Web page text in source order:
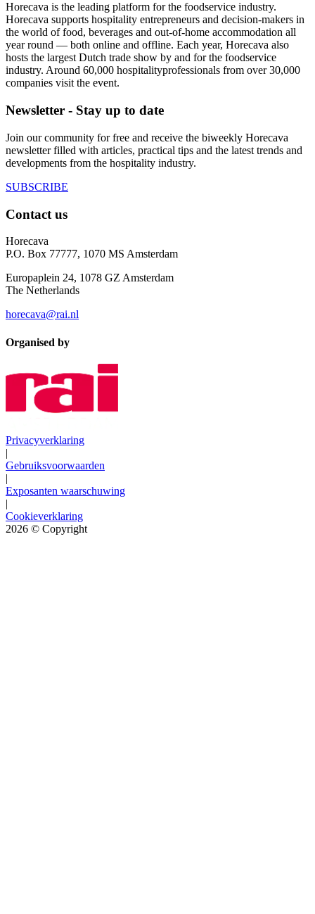
Horecava is the leading platform for the foodservice industry.
Horecava supports hospitality entrepreneurs and decision-makers in
the world of food, beverages and out-of-home accommodation all
year round — both online and offline. Each year, Horecava also
hosts the largest Dutch trade show by and for the foodservice
industry. Around 60,000 hospitalityprofessionals from over 30,000
companies visit the event.
Newsletter - Stay up to date
Join our community for free and receive the biweekly Horecava
newsletter filled with articles, practical tips and the latest trends and
developments from the hospitality industry.
SUBSCRIBE
Contact us
Horecava
P.O. Box 77777, 1070 MS Amsterdam
Europaplein 24, 1078 GZ Amsterdam
The Netherlands
horecava@rai.nl
Organised by
Privacyverklaring
|
Gebruiksvoorwaarden
|
Exposanten waarschuwing
|
Cookieverklaring
2026 © Copyright